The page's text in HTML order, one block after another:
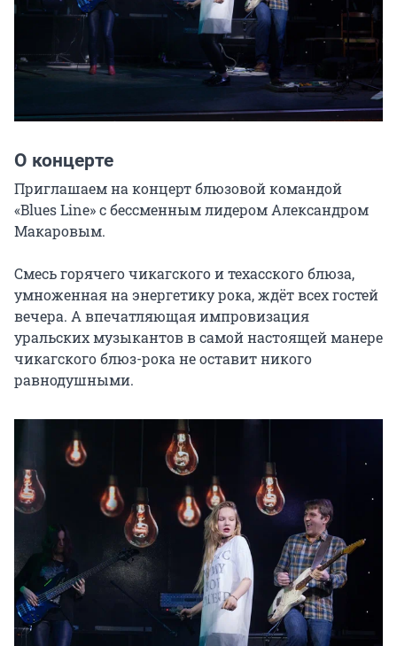
О концерте
Приглашаем на концерт блюзовой командой
«Blues Line» с бессменным лидером Александром
Макаровым.
Смесь горячего чикагского и техасского блюза,
умноженная на энергетику рока, ждёт всех гостей
вечера. А впечатляющая импровизация
уральских музыкантов в самой настоящей манере
чикагского блюз-рока не оставит никого
равнодушными.